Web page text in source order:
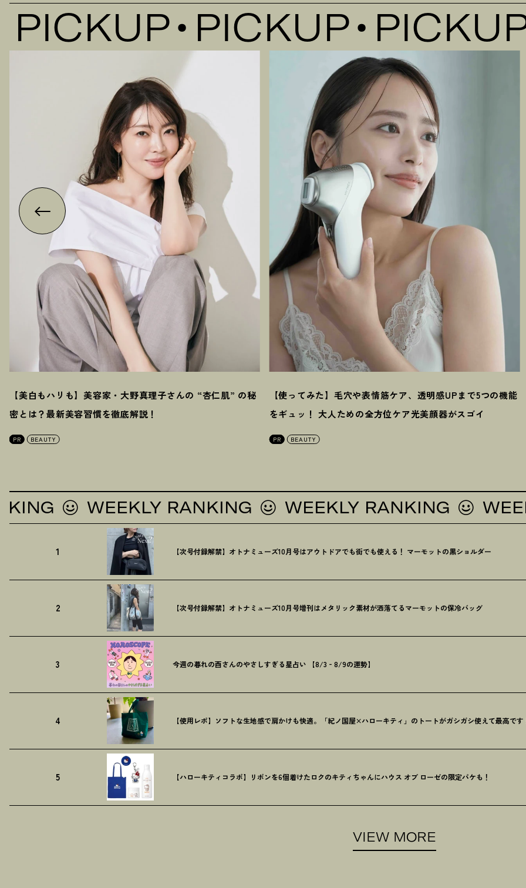
PICKUP PICKUP
【美白もハリも】美容家・大野真理子さんの “杏仁肌” の秘
密とは？最新美容習慣を徹底解説 ！
PR BEAUTY
【使ってみた】毛穴や表情筋ケア、透明感UPまで5つの機能
をギュッ ！ 大人ための全方位ケア光美顔器がスゴイ
PR BEAUTY
WEEKLY RANKING WEEKLY RANKING WEEKLY
1 【次号付録解禁】オトナミューズ10月号はアウトドアでも街でも使える ！ マーモットの黒ショルダー
2 【次号付録解禁】オトナミューズ10月号増刊はメタリック素材が洒落てるマーモットの保冷バッグ
3 今週の暮れの酉さんのやさしすぎる星占い 【8/3‐8/9の運勢】
4 【使用レポ】ソフトな生地感で肩かけも快適。「紀ノ国屋×ハローキティ」のトートがガシガシ使えて最高です
5 【ハローキティコラボ】リボンを6個着けたロクのキティちゃんにハウス オブ ローゼの限定パケも ！
VIEW MORE